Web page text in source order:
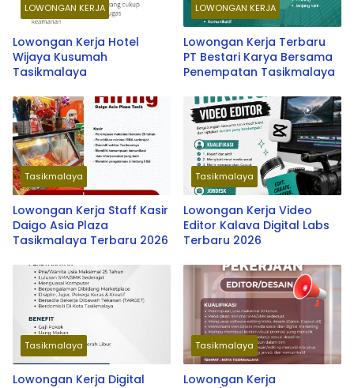
LOWONGAN KERJA
Lowongan Kerja Hotel
Wijaya Kusumah
Tasikmalaya
LOWONGAN KERJA
Lowongan Kerja Terbaru
PT Bestari Karya Bersama
Penempatan Tasikmalaya
Tasikmalaya
Lowongan Kerja Staff Kasir
Daigo Asia Plaza
Tasikmalaya Terbaru 2026
Tasikmalaya
Lowongan Kerja Video
Editor Kalava Digital Labs
Terbaru 2026
Tasikmalaya
Lowongan Kerja Digital
Tasikmalaya
Lowongan Kerja